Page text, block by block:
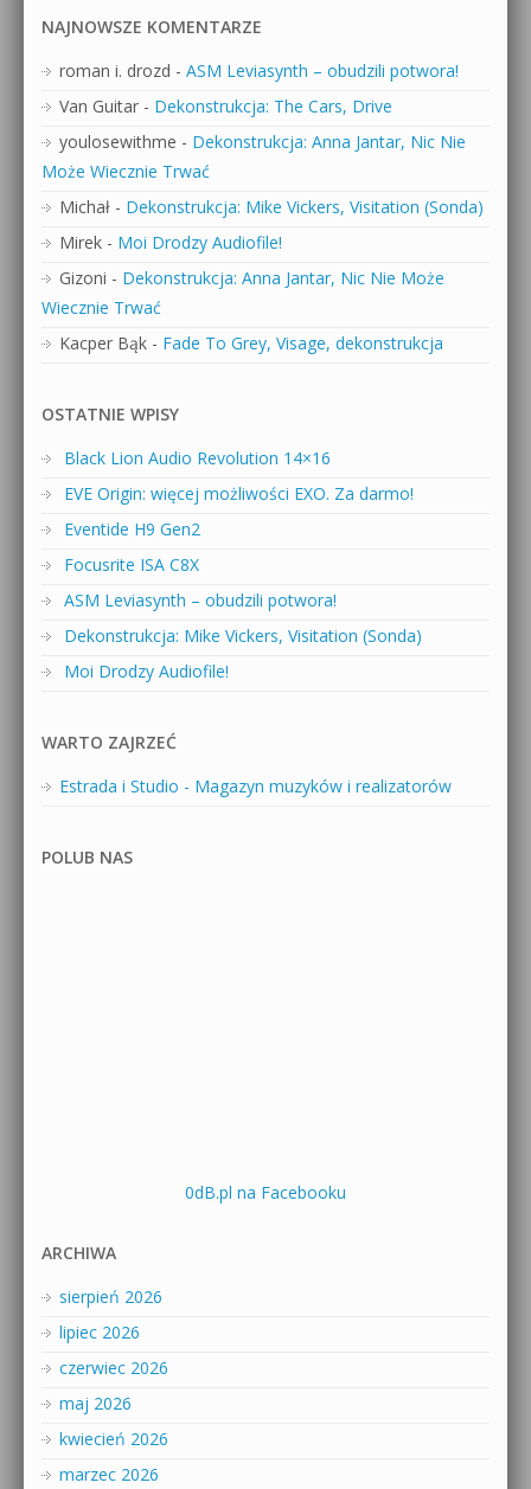
NAJNOWSZE KOMENTARZE
roman i. drozd - ASM Leviasynth – obudzili potwora!
Van Guitar - Dekonstrukcja: The Cars, Drive
youlosewithme - Dekonstrukcja: Anna Jantar, Nic Nie
Może Wiecznie Trwać
Michał - Dekonstrukcja: Mike Vickers, Visitation (Sonda)
Mirek - Moi Drodzy Audiofile!
Gizoni - Dekonstrukcja: Anna Jantar, Nic Nie Może
Wiecznie Trwać
Kacper Bąk - Fade To Grey, Visage, dekonstrukcja
OSTATNIE WPISY
Black Lion Audio Revolution 14×16
EVE Origin: więcej możliwości EXO. Za darmo!
Eventide H9 Gen2
Focusrite ISA C8X
ASM Leviasynth – obudzili potwora!
Dekonstrukcja: Mike Vickers, Visitation (Sonda)
Moi Drodzy Audiofile!
WARTO ZAJRZEĆ
Estrada i Studio - Magazyn muzyków i realizatorów
POLUB NAS
0dB.pl na Facebooku
ARCHIWA
sierpień 2026
lipiec 2026
czerwiec 2026
maj 2026
kwiecień 2026
marzec 2026